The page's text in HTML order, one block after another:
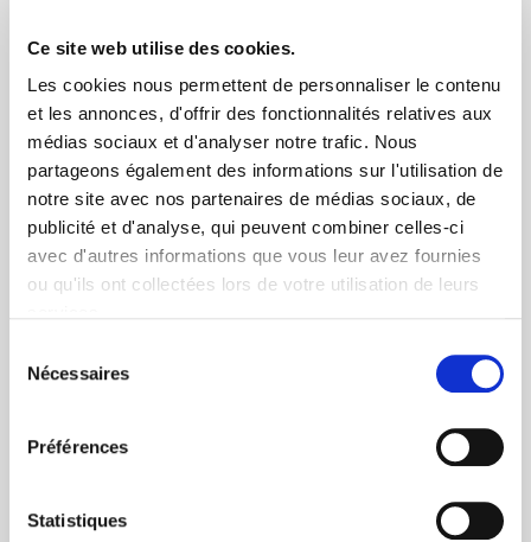
Ce site web utilise des cookies.
Les cookies nous permettent de personnaliser le contenu
et les annonces, d'offrir des fonctionnalités relatives aux
médias sociaux et d'analyser notre trafic. Nous
partageons également des informations sur l'utilisation de
notre site avec nos partenaires de médias sociaux, de
publicité et d'analyse, qui peuvent combiner celles-ci
avec d'autres informations que vous leur avez fournies
ou qu'ils ont collectées lors de votre utilisation de leurs
Nécessaires
Préférences
Statistiques
+ de 10 ans d'expertise